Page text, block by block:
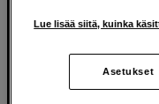
Suuri ja joustava
älykkääseen
sp.tech Field
Lue lisää siitä, kuinka
Asetukset